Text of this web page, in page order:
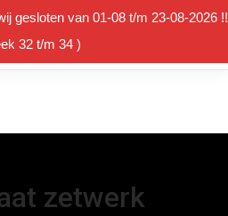
gesloten van 01-08 t/m 23-08-2026 !!
32 t/m 34 )
zetwerk